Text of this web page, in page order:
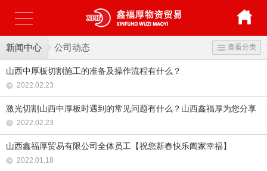
新闻中心 公司动态 查看分类
山西中厚板切割施工的准备及操作流程有什么？
2022.02.23
激光切割山西中厚板时遇到的常见问题有什么？山西鑫福厚为您分享
2022.02.23
山西鑫福厚贸易有限公司全体员工【祝您新春快乐阖家幸福】
2022.01.18